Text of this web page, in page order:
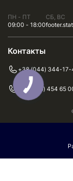
ПН - ПТ
09:00 - 18:00
СБ, ВС
Контакты
+38 (044) 344-17-
+38 (075) 454 65